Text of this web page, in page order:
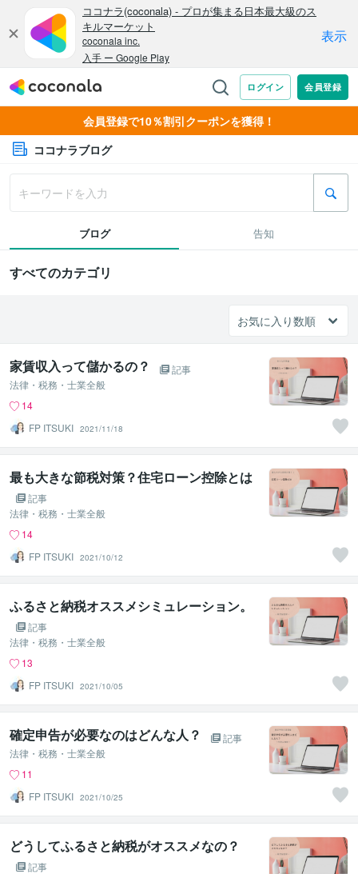
会員登録で10％割引クーポンを獲得！
ココナラブログ
ブログ 告知
すべてのカテゴリ
家賃収入って儲かるの？
記事
法律・税務・士業全般
14
FP ITSUKI 2021/11/18
最も大きな節税対策？住宅ローン控除とは
記事
法律・税務・士業全般
14
FP ITSUKI 2021/10/12
ふるさと納税オススメシミュレーション。
記事
法律・税務・士業全般
13
FP ITSUKI 2021/10/05
確定申告が必要なのはどんな人？
記事
法律・税務・士業全般
11
FP ITSUKI 2021/10/25
どうしてふるさと納税がオススメなの？
記事